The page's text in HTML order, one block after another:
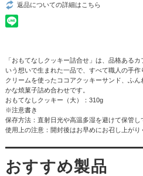
返品についての詳細はこちら
「おもてなしクッキー詰合せ」は、品格ある
いう想いで生まれた一品で、すべて職人の手
クリームを使ったココアクッキーサンド、ふ
かな焼菓子詰め合わせです。
おもてなしクッキー（大）：310g
※注意書き
保存方法：直射日光や高温多湿を避けて保管し
使用上の注意：開封後はお早めにお召し上がり
おすすめ製品